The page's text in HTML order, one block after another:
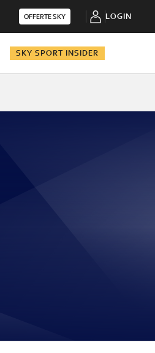
OFFERTE SKY LOGIN
SKY SPORT INSIDER